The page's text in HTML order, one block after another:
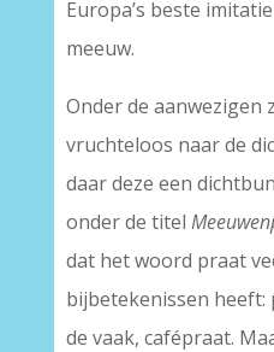
Europa’s beste
meeuw.
Onder de aanwezigen
vruchteloos naar de
daar deze een
onder de titel
dat het woord praat
bijbetekenissen
de vaak, cafépraat.